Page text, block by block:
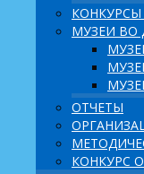
МУЗЕИ ВО
ОТЧЕТЫ
КОНКУРС